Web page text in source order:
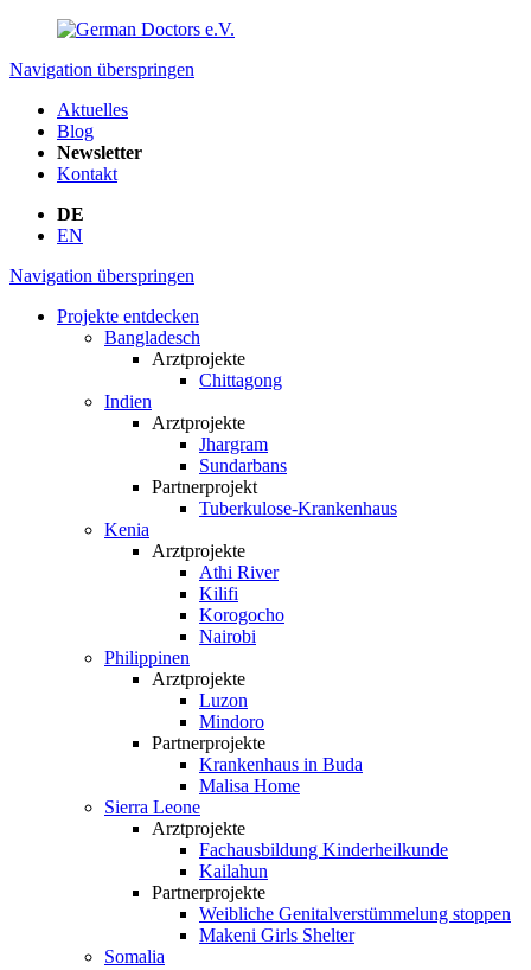
Navigation überspringen
Aktuelles
Blog
Newsletter
Kontakt
DE
EN
Navigation überspringen
Projekte entdecken
Bangladesch
Arztprojekte
Chittagong
Indien
Arztprojekte
Jhargram
Sundarbans
Partnerprojekt
Tuberkulose-Krankenhaus
Kenia
Arztprojekte
Athi River
Kilifi
Korogocho
Nairobi
Philippinen
Arztprojekte
Luzon
Mindoro
Partnerprojekte
Krankenhaus in Buda
Malisa Home
Sierra Leone
Arztprojekte
Fachausbildung Kinderheilkunde
Kailahun
Partnerprojekte
Weibliche Genital­verstümmelung stoppen
Makeni Girls Shelter
Somalia